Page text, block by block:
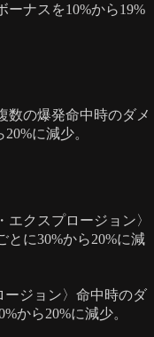
ナスを10%から19%
数の爆発命中時のダメ
に減少。
クスプロージョン〉
に30%から20%に減
ジョン〉命中時のダ
から20%に減少。